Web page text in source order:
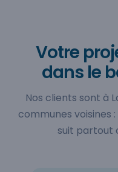
Votre
dans le
Nos clients sont à
communes
suit partout